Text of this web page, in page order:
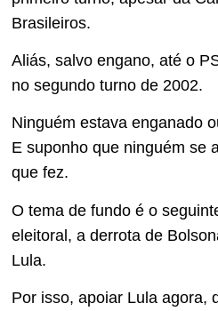
Brasileiros.
Aliás, salvo engano, até o
no segundo turno de 2002.
Ninguém estava enganado
E suponho que ninguém se
que fez.
O tema de fundo é o
eleitoral, a derrota de
Lula.
Por isso, apoiar Lula agora,